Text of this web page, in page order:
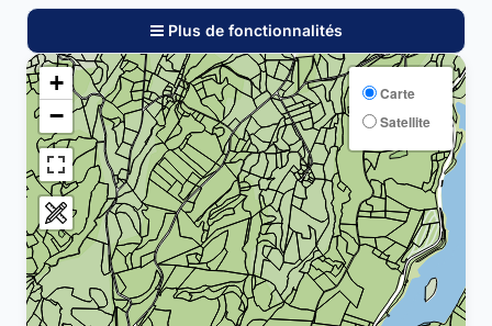
Plus de fonctionnalités
+
−
Carte
Satellite